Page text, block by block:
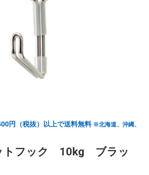
円（税抜）以上で送料無料 ※北海道、沖縄、
トフック 10kg ブラッ